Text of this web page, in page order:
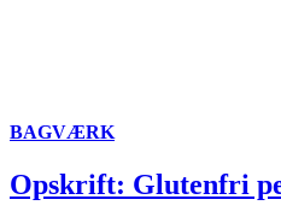
BAGVÆRK
Opskrift: Glutenfri